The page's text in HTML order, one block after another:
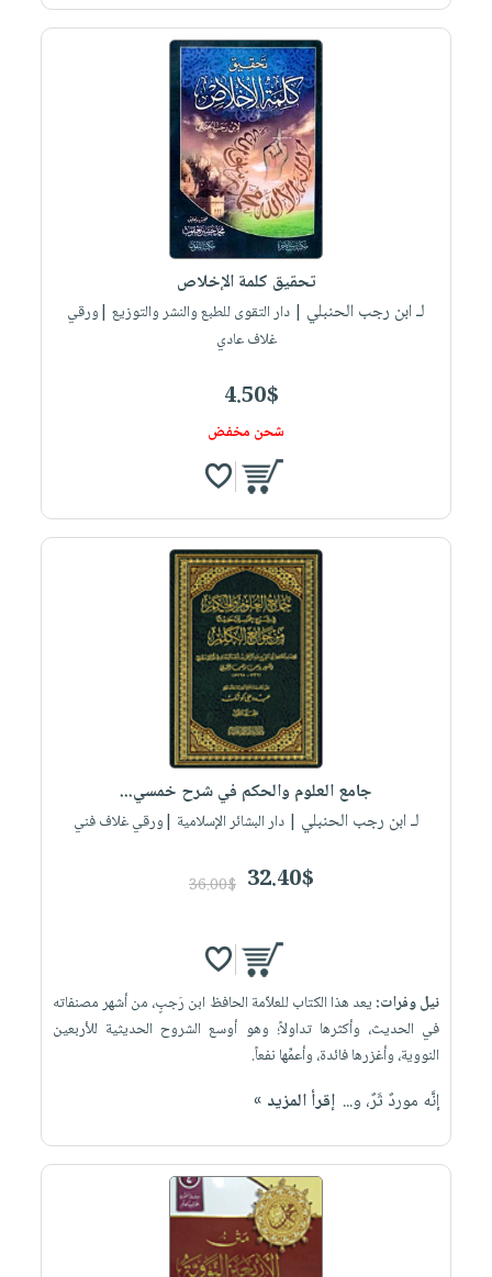
تحقيق كلمة الإخلاص
لـ ابن رجب الحنبلي | دار التقوى للطبع والنشر والتوزيع |ورقي
غلاف عادي
4.50$
شحن مخفض
جامع العلوم والحكم في شرح خمسي...
لـ ابن رجب الحنبلي | دار البشائر الإسلامية |ورقي غلاف فني
32.40$
36.00$
نيل وفرات: يعد هذا الكتاب للعلاّمة الحافظ ابن رَجبٍ، من أشهر مصنفاته
في الحديث، وأكثرها تداولاً؛ وهو أوسع الشروح الحديثية للأربعين
النووية، وأغزرها فائدة، وأعمِّها نفعاً.
إنَّه موردٌ ثَرٌ، و... إقرأ المزيد »